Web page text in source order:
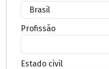
Profissão
Estado civil